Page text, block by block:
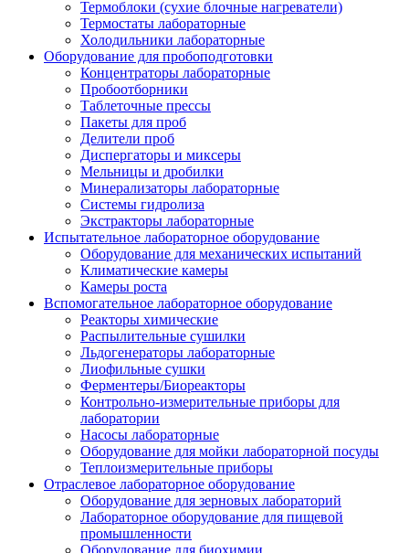
Термоблоки (сухие блочные нагреватели)
Термостаты лабораторные
Холодильники лабораторные
Оборудование для пробоподготовки
Концентраторы лабораторные
Пробоотборники
Таблеточные прессы
Пакеты для проб
Делители проб
Диспергаторы и миксеры
Мельницы и дробилки
Минерализаторы лабораторные
Системы гидролиза
Экстракторы лабораторные
Испытательное лабораторное оборудование
Оборудование для механических испытаний
Климатические камеры
Камеры роста
Вспомогательное лабораторное оборудование
Реакторы химические
Распылительные сушилки
Льдогенераторы лабораторные
Лиофильные сушки
Ферментеры/Биореакторы
Контрольно-измерительные приборы для
лаборатории
Насосы лабораторные
Оборудование для мойки лабораторной посуды
Теплоизмерительные приборы
Отраслевое лабораторное оборудование
Оборудование для зерновых лабораторий
Лабораторное оборудование для пищевой
промышленности
Оборудование для биохимии